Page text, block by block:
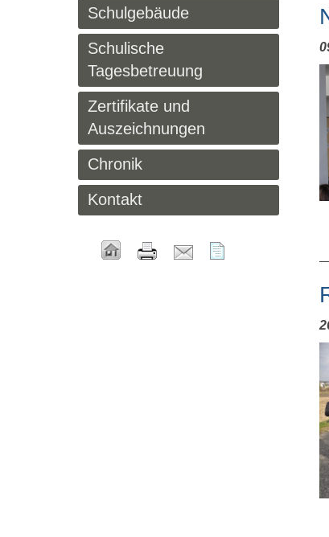
Schulgebäude
Schulische
Tagesbetreuung
Zertifikate und
Auszeichnungen
Chronik
Kontakt